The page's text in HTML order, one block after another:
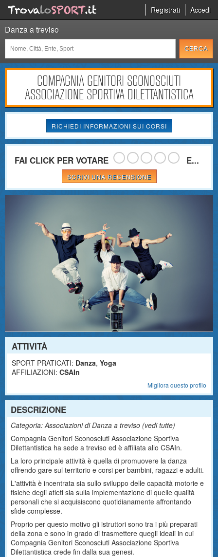
Registrati Accedi
Danza a treviso
COMPAGNIA GENITORI SCONOSCIUTI
ASSOCIAZIONE SPORTIVA DILETTANTISTICA
RICHIEDI INFORMAZIONI SUI CORSI
FAI CLICK PER VOTARE E...
SCRIVI UNA RECENSIONE
ATTIVITÀ
SPORT PRATICATI: Danza, Yoga
AFFILIAZIONI: CSAIn
Migliora questo profilo
DESCRIZIONE
Categoria: Associazioni di Danza a treviso (vedi tutte)
Compagnia Genitori Sconosciuti Associazione Sportiva
Dilettantistica ha sede a treviso ed è affiliata allo CSAIn.
La loro principale attività è quella di promuovere la danza
offrendo gare sul territorio e corsi per bambini, ragazzi e adulti.
L'attività è incentrata sia sullo sviluppo delle capacità motorie e
fisiche degli atleti sia sulla implementazione di quelle qualità
personali che si acquisiscono quotidianamente affrontando
sfide complesse.
Proprio per questo motivo gli istruttori sono tra i più preparati
della zona e sono in grado di trasmettere quegli ideali in cui
Compagnia Genitori Sconosciuti Associazione Sportiva
Dilettantistica crede fin dalla sua genesi.